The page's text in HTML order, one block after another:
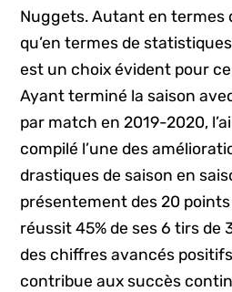
Nuggets. Autant en termes
qu’en termes de
est un choix évident pour
Ayant terminé la saison
par match en 2019-2020,
compilé l’une des
drastiques de saison en
présentement des 20
réussit 45% de ses 6 tirs de
des chiffres avancés
contribue aux succès